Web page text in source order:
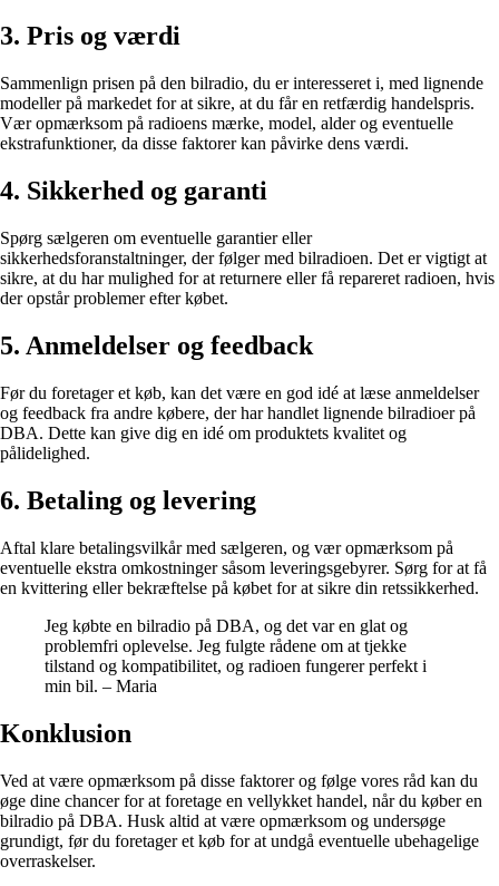
3. Pris og værdi
Sammenlign prisen på den bilradio, du er interesseret i, med lignende
modeller på markedet for at sikre, at du får en retfærdig handelspris.
Vær opmærksom på radioens mærke, model, alder og eventuelle
ekstrafunktioner, da disse faktorer kan påvirke dens værdi.
4. Sikkerhed og garanti
Spørg sælgeren om eventuelle garantier eller
sikkerhedsforanstaltninger, der følger med bilradioen. Det er vigtigt at
sikre, at du har mulighed for at returnere eller få repareret radioen, hvis
der opstår problemer efter købet.
5. Anmeldelser og feedback
Før du foretager et køb, kan det være en god idé at læse anmeldelser
og feedback fra andre købere, der har handlet lignende bilradioer på
DBA. Dette kan give dig en idé om produktets kvalitet og
pålidelighed.
6. Betaling og levering
Aftal klare betalingsvilkår med sælgeren, og vær opmærksom på
eventuelle ekstra omkostninger såsom leveringsgebyrer. Sørg for at få
en kvittering eller bekræftelse på købet for at sikre din retssikkerhed.
Jeg købte en bilradio på DBA, og det var en glat og
problemfri oplevelse. Jeg fulgte rådene om at tjekke
tilstand og kompatibilitet, og radioen fungerer perfekt i
min bil. – Maria
Konklusion
Ved at være opmærksom på disse faktorer og følge vores råd kan du
øge dine chancer for at foretage en vellykket handel, når du køber en
bilradio på DBA. Husk altid at være opmærksom og undersøge
grundigt, før du foretager et køb for at undgå eventuelle ubehagelige
overraskelser.